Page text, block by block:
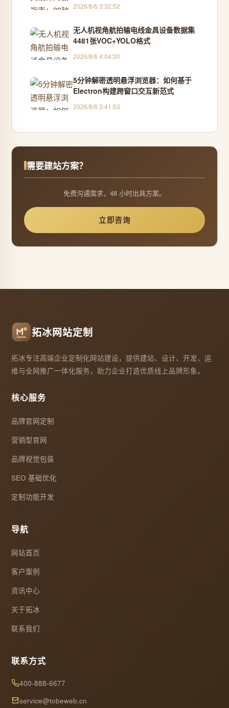
2026/8/6 3:32:52
无人机视角航拍输电线金具设备数据集
4481张VOC+YOLO格式
2026/8/6 4:04:30
5分钟解密透明悬浮浏览器：如何基于
Electron构建跨窗口交互新范式
2026/8/6 3:41:53
需要建站方案？
免费沟通需求，48 小时出具方案。
立即咨询
拓冰网站定制
拓冰专注高端企业定制化网站建设，提供建站、设计、开发、运
维与全网推广一体化服务，助力企业打造优质线上品牌形象。
核心服务
品牌官网定制
营销型官网
品牌视觉包装
SEO 基础优化
定制功能开发
导航
网站首页
客户案例
资讯中心
关于拓冰
联系我们
联系方式
400-888-6677
service@tobeweb.cn